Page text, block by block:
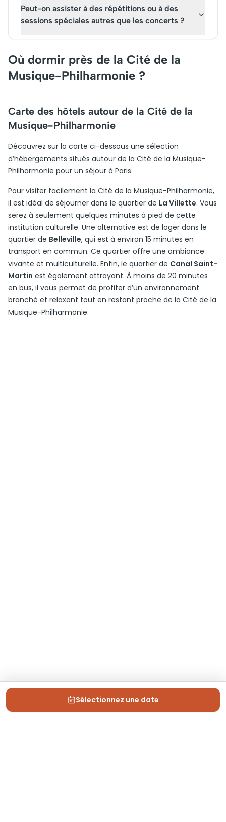
Peut-on assister à des répétitions ou à des
sessions spéciales autres que les concerts ?
Où dormir près de la Cité de la
Musique-Philharmonie ?
Carte des hôtels autour de la Cité de la
Musique-Philharmonie
Découvrez sur la carte ci-dessous une sélection
d’hébergements situés autour de la Cité de la Musique-
Philharmonie pour un séjour à Paris.
Pour visiter facilement la Cité de la Musique-Philharmonie,
il est idéal de séjourner dans le quartier de La Villette. Vous
serez à seulement quelques minutes à pied de cette
institution culturelle. Une alternative est de loger dans le
quartier de Belleville, qui est à environ 15 minutes en
transport en commun. Ce quartier offre une ambiance
vivante et multiculturelle. Enfin, le quartier de Canal Saint-
Martin est également attrayant. À moins de 20 minutes
en bus, il vous permet de profiter d’un environnement
branché et relaxant tout en restant proche de la Cité de la
Musique-Philharmonie.
Sélectionnez une date